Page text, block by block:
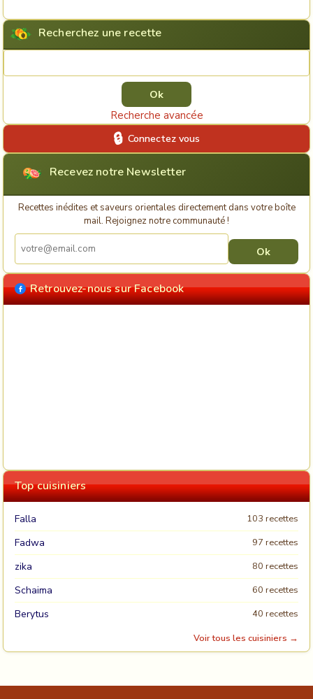
Recherchez une recette
Recherche avancée
Connectez vous
Recevez notre Newsletter
Recettes inédites et saveurs orientales directement dans votre boîte
mail. Rejoignez notre communauté !
Retrouvez-nous sur Facebook
Top cuisiniers
Falla 103 recettes
Fadwa 97 recettes
zika 80 recettes
Schaima 60 recettes
Berytus
40 recettes
Voir tous les cuisiniers →